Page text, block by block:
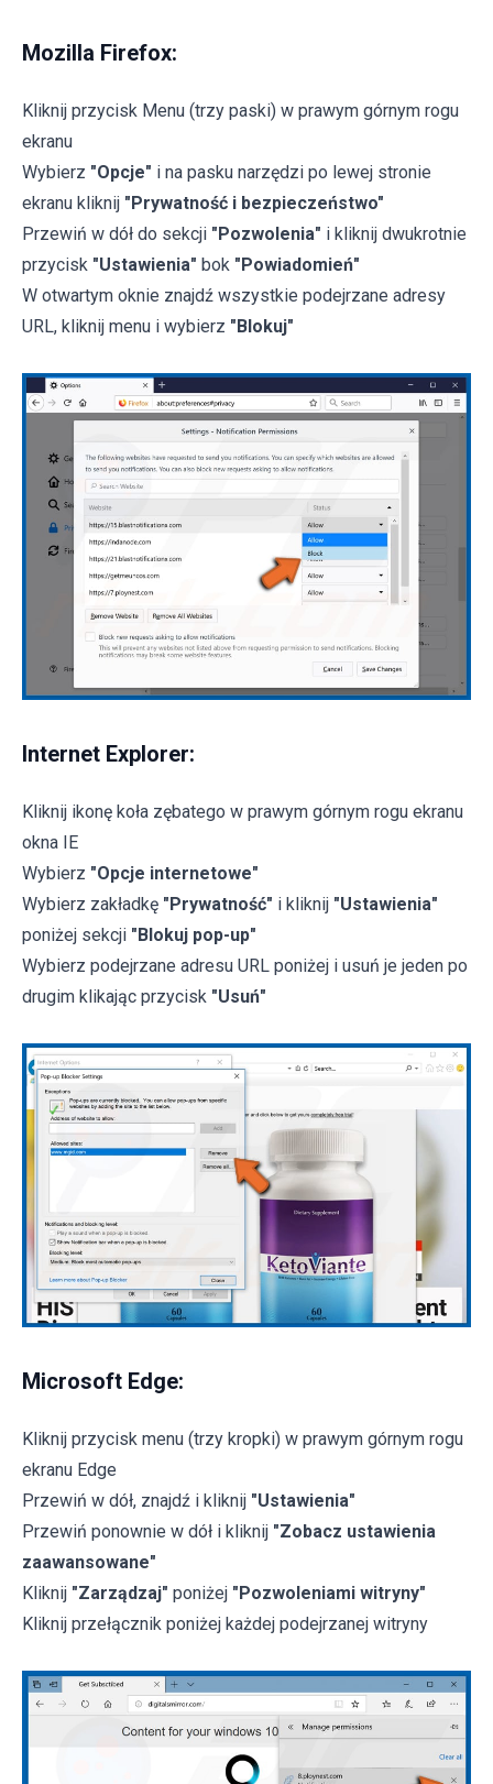
Mozilla Firefox:
Kliknij przycisk Menu (trzy paski) w prawym górnym rogu
ekranu
Wybierz "Opcje" i na pasku narzędzi po lewej stronie
ekranu kliknij "Prywatność i bezpieczeństwo"
Przewiń w dół do sekcji "Pozwolenia" i kliknij dwukrotnie
przycisk "Ustawienia" bok "Powiadomień"
W otwartym oknie znajdź wszystkie podejrzane adresy
URL, kliknij menu i wybierz "Blokuj"
Internet Explorer:
Kliknij ikonę koła zębatego w prawym górnym rogu ekranu
okna IE
Wybierz "Opcje internetowe"
Wybierz zakładkę "Prywatność" i kliknij "Ustawienia"
poniżej sekcji "Blokuj pop-up"
Wybierz podejrzane adresu URL poniżej i usuń je jeden po
drugim klikając przycisk "Usuń"
Microsoft Edge:
Kliknij przycisk menu (trzy kropki) w prawym górnym rogu
ekranu Edge
Przewiń w dół, znajdź i kliknij "Ustawienia"
Przewiń ponownie w dół i kliknij "Zobacz ustawienia
zaawansowane"
Kliknij "Zarządzaj" poniżej "Pozwoleniami witryny"
Kliknij przełącznik poniżej każdej podejrzanej witryny